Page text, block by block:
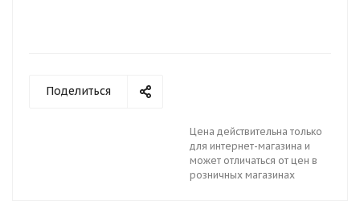
Поделиться
Цена действительна только
для интернет-магазина и
может отличаться от цен в
розничных магазинах